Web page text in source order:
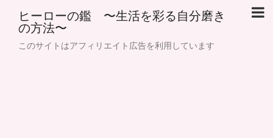
ヒーローの鑑 〜生活を彩る自分磨き
の方法〜
このサイトはアフィリエイト広告を利用しています